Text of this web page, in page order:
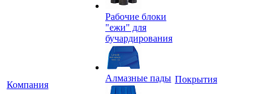
Компания
Рабочие блоки
"ежи" для
бучардирования
Алмазные пады Покрытия